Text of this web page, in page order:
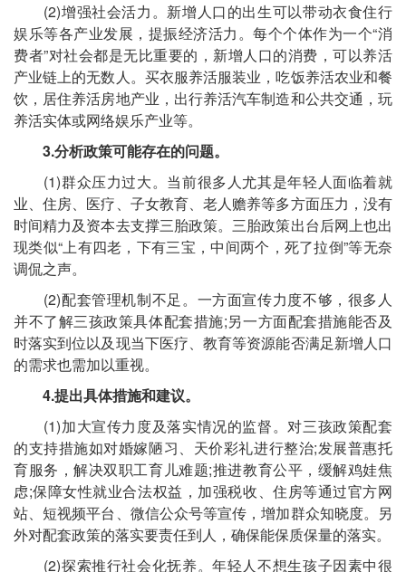
(2)增强社会活力。新增人口的出生可以带动衣食住行
娱乐等各产业发展，提振经济活力。每个个体作为一个“消
费者”对社会都是无比重要的，新增人口的消费，可以养活
产业链上的无数人。买衣服养活服装业，吃饭养活农业和餐
饮，居住养活房地产业，出行养活汽车制造和公共交通，玩
养活实体或网络娱乐产业等。
3.分析政策可能存在的问题。
(1)群众压力过大。当前很多人尤其是年轻人面临着就
业、住房、医疗、子女教育、老人赡养等多方面压力，没有
时间精力及资本去支撑三胎政策。三胎政策出台后网上也出
现类似“上有四老，下有三宝，中间两个，死了拉倒”等无奈
调侃之声。
(2)配套管理机制不足。一方面宣传力度不够，很多人
并不了解三孩政策具体配套措施;另一方面配套措施能否及
时落实到位以及现当下医疗、教育等资源能否满足新增人口
的需求也需加以重视。
4.提出具体措施和建议。
(1)加大宣传力度及落实情况的监督。对三孩政策配套
的支持措施如对婚嫁陋习、天价彩礼进行整治;发展普惠托
育服务，解决双职工育儿难题;推进教育公平，缓解鸡娃焦
虑;保障女性就业合法权益，加强税收、住房等通过官方网
站、短视频平台、微信公众号等宣传，增加群众知晓度。另
外对配套政策的落实要责任到人，确保能保质保量的落实。
(2)探索推行社会化抚养。年轻人不想生孩子因素中很